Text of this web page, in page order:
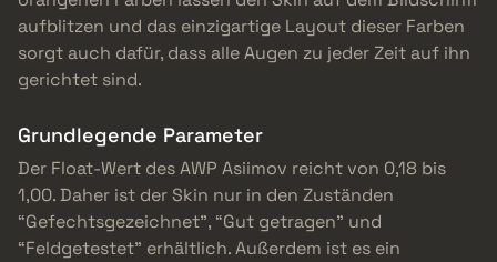
aufblitzen und das einzigartige Layout dieser Farben
sorgt auch dafür, dass alle Augen zu jeder Zeit auf ihn
gerichtet sind.
Grundlegende Parameter
Der Float-Wert des AWP Asiimov reicht von 0,18 bis
1,00. Daher ist der Skin nur in den Zuständen
“Gefechtsgezeichnet”, “Gut getragen” und
“Feldgetestet” erhältlich. Außerdem ist es ein